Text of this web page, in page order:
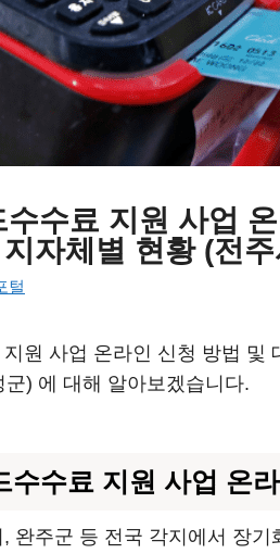
수수료 지원 사업
자체별 현황 (전
털
원 사업 온라인 신청 방법
) 에 대해 알아보겠습니다.
수수료 지원 사업 온
완주군 등 전국 각지에서 장